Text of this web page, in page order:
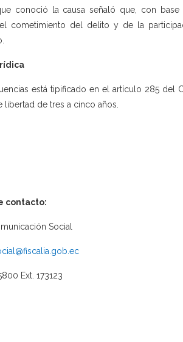
conoció la causa señaló que, con
cometimiento del delito y de la
está tipificado en el artículo 285 del
libertad de tres a cinco años.
contacto:
Social
Ext. 173123